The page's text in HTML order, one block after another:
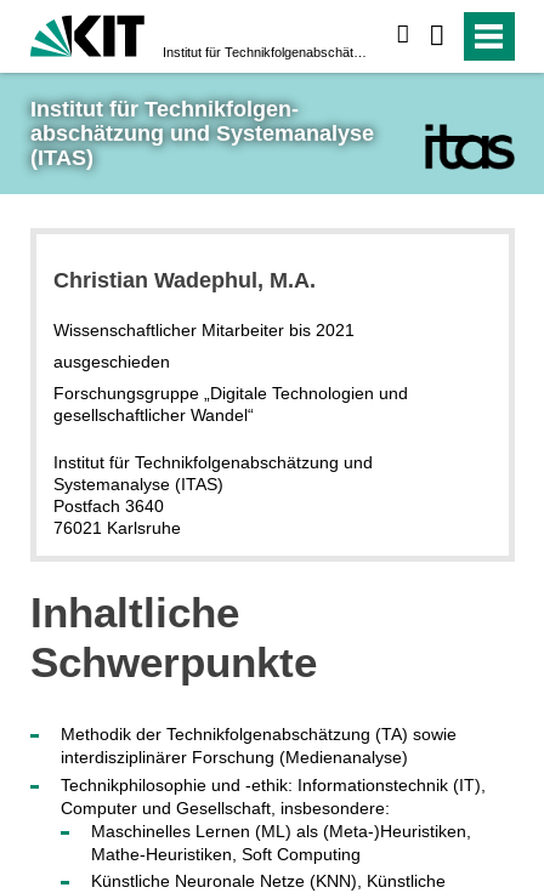
Institut für Technikfolgen­
abschätzung und System­analyse
(ITAS)
Christian Wadephul, M.A.
Wissenschaftlicher Mitarbeiter bis 2021
ausgeschieden
Forschungsgruppe „Digitale Technologien und
gesellschaftlicher Wandel“
Institut für Technikfolgenabschätzung und
Systemanalyse (ITAS)
Postfach 3640
76021 Karlsruhe
Inhaltliche
Schwerpunkte
Methodik der Technikfolgenabschätzung (TA) sowie
interdisziplinärer Forschung (Medienanalyse)
Technikphilosophie und -ethik: Informationstechnik (IT),
Computer und Gesellschaft, insbesondere:
Maschinelles Lernen (ML) als (Meta-)Heuristiken,
Mathe-Heuristiken, Soft Computing
Künstliche Neuronale Netze (KNN), Künstliche